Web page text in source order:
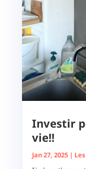
Investir
vie!!
Jan 27, 2025|